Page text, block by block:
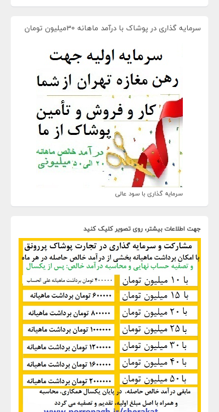
سرمایه گذاری در پوشاک با درآمد ماهانه 30میلیون تومان
سرمایه گذاری با سود عالی
جهت اطلاعات بیشتر، روی تصویر کلیک کنید